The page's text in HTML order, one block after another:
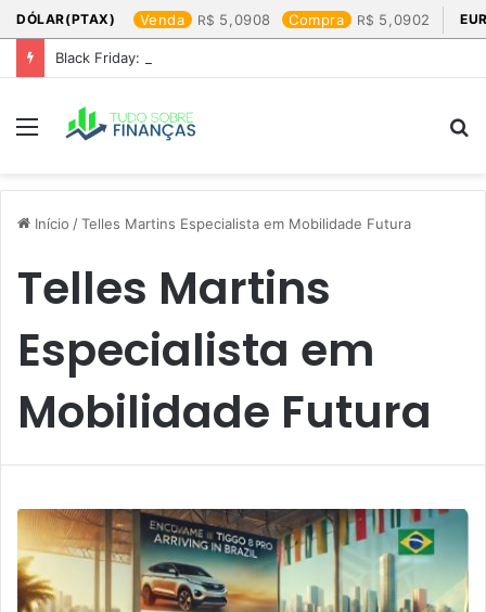
DÓLAR(PTAX) Venda 5,0908 Compra 5,0902
Black Friday: os produtos que mais valem a pena
Menu
Início /Telles Martins Especialista em Mobilidade Futura
Telles Martins
Especialista em
Mobilidade Futura